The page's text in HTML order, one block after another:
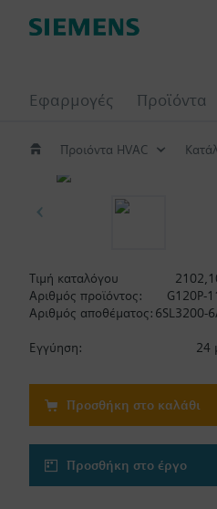
Εφαρμογές Προϊόντα
Προιόντα HVAC
Τιμή καταλόγου
Αριθμός προϊόντος:
G120P-
Αριθμός αποθέματος: 6SL3200-
Εγγύηση:
24
Προσθήκη στο καλάθι
Προσθήκη στο έργο